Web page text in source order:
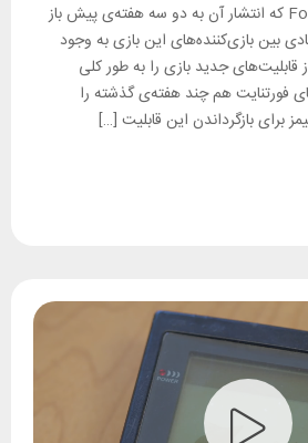
آپدیت ۸.۲۰ بازی Fortnite که انتشار آن به دو سه هفته‌ی پیش باز
بین بازی‌کننده‌های این بازی به وجود
قابلیت‌های جدید بازی را به طور کلی
فورتنایت هم چند هفته‌ی گذشته را
برای بازگرداندن این قابلیت […]